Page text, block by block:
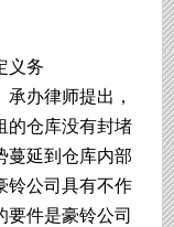
义务
办律师提出，
的仓库没有封堵
蔓延到仓库内部
铃公司具有不作
要件是豪铃公司